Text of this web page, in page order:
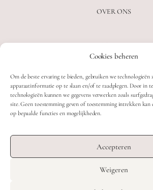
Cookies beheren
Om de beste ervaring te bieden, gebruiken we technologieën
apparaatinformatie op te slaan en/of te raadplegen. Door in
technologieën kunnen we gegevens verwerken zoals
site. Geen toestemming geven of toestemming intrekken kan
op bepaalde functies en mogelijkheden.
Accepteren
Weigeren
OVER ONS
VEELGESTELDE
OVER ONS
CONTACT
TERMS & CONDITIONS